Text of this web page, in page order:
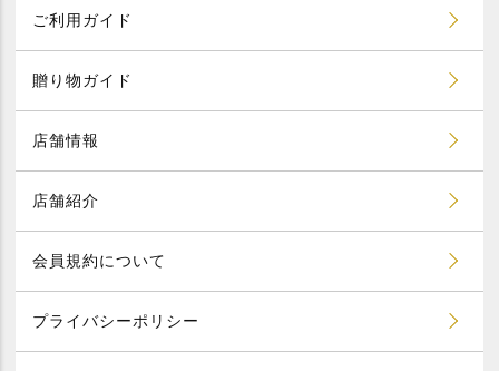
ご利用ガイド
贈り物ガイド
店舗情報
店舗紹介
会員規約について
プライバシーポリシー